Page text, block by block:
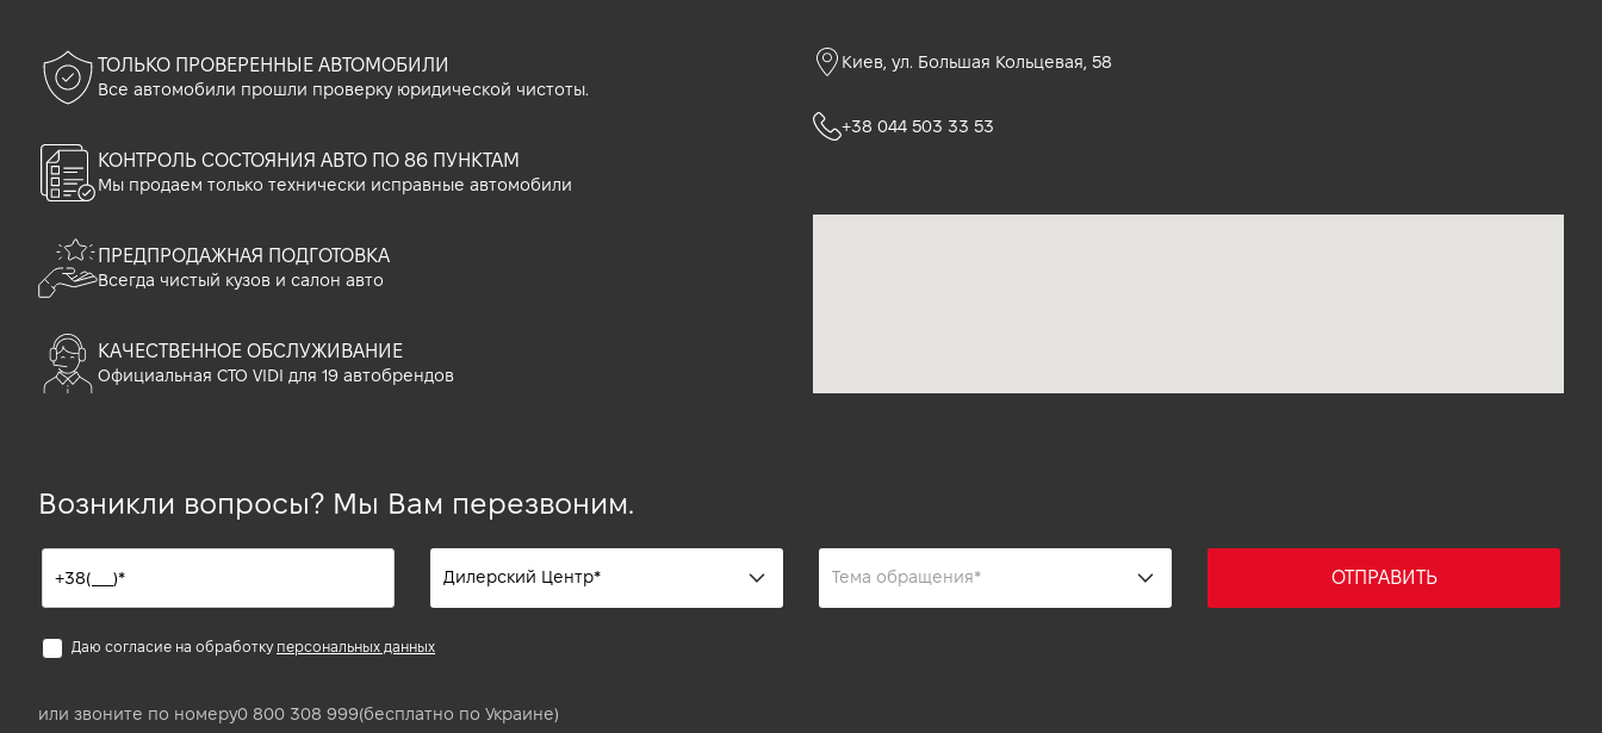
ТОЛЬКО ПРОВЕРЕННЫЕ АВТОМОБИЛИ
Все автомобили прошли проверку юридической чистоты.
КОНТРОЛЬ СОСТОЯНИЯ АВТО ПО 86 ПУНКТАМ
Мы продаем только технически исправные автомобили
ПРЕДПРОДАЖНАЯ ПОДГОТОВКА
Всегда чистый кузов и салон авто
КАЧЕСТВЕННОЕ ОБСЛУЖИВАНИЕ
Официальная СТО VIDI для 19 автобрендов
Киев, ул. Большая Кольцевая, 58
+38 044 503 33 53
Возникли вопросы? Мы Вам перезвоним.
ОТПРАВИТЬ
Даю согласие на обработку персональных данных
или звоните по номеру0 800 308 999(бесплатно по Украине)